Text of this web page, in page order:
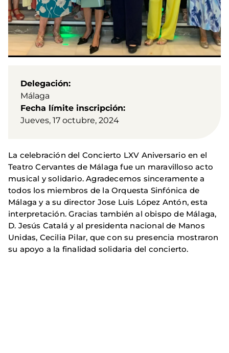
Delegación
Málaga
Fecha límite inscripción
Jueves, 17 octubre, 2024
La celebración del Concierto LXV Aniversario en el
Teatro Cervantes de Málaga fue un maravilloso acto
musical y solidario. Agradecemos sinceramente a
todos los miembros de la Orquesta Sinfónica de
Málaga y a su director Jose Luis López Antón, esta
interpretación. Gracias también al obispo de Málaga,
D. Jesús Catalá y al presidenta nacional de Manos
Unidas, Cecilia Pilar, que con su presencia mostraron
su apoyo a la finalidad solidaria del concierto.